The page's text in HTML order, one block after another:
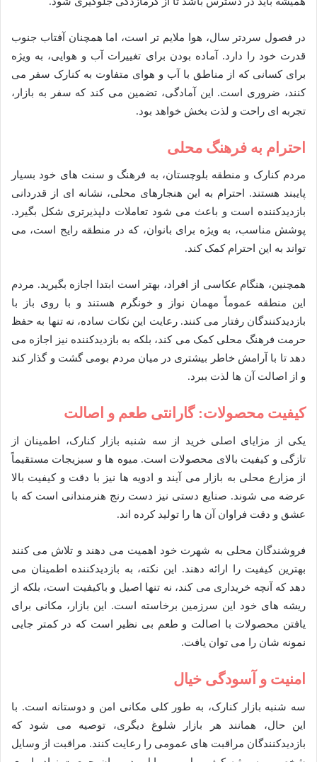
در فصول سردتر سال، هوا ملایم تر است، اما همچنان آفتاب جنوب
قدرت خود را دارد. آماده بودن برای تغییرات آب و هوایی، به ویژه
برای کسانی که از مناطق با آب و هوای متفاوت به کنارک سفر می
کنند، ضروری است. این آمادگی، تضمین می کند که سفر به بازار،
تجربه ای راحت و لذت بخش خواهد بود.
احترام به فرهنگ محلی
مردم کنارک و منطقه بلوچستان، به فرهنگ و سنت های خود بسیار
پایبند هستند. احترام به این هنجارهای محلی، نشانه ای از قدردانی
بازدیدکننده است و باعث می شود تعاملات دلپذیرتری شکل بگیرد.
پوشش مناسب، به ویژه برای بانوان، که در منطقه رایج است، می
تواند به این احترام کمک کند.
همچنین، هنگام عکاسی از افراد، بهتر است ابتدا اجازه بگیرید. مردم
این منطقه عموماً مهمان نواز و خونگرم هستند و با روی باز با
بازدیدکنندگان رفتار می کنند. رعایت این نکات ساده، نه تنها به حفظ
حرمت فرهنگ محلی کمک می کند، بلکه به بازدیدکننده نیز اجازه می
دهد تا با آرامش خاطر بیشتری در میان مردم بومی گشت و گذار کند
و از اصالت آن ها لذت ببرد.
کیفیت محصولات: گارانتی طعم و اصالت
یکی از مزایای اصلی خرید از سه شنبه بازار کنارک، اطمینان از
تازگی و کیفیت بالای محصولات است. میوه ها و سبزیجات مستقیماً
از مزارع محلی به بازار می آیند و ادویه ها نیز با دقت و کیفیت بالا
عرضه می شوند. صنایع دستی نیز دست رنج هنرمندانی است که با
عشق و دقت فراوان آن ها را تولید کرده اند.
فروشندگان محلی به شهرت خود اهمیت می دهند و تلاش می کنند
بهترین کیفیت را ارائه دهند. این نکته، به بازدیدکننده اطمینان می
دهد که آنچه خریداری می کند، نه تنها اصیل و باکیفیت است، بلکه از
ریشه های خود این سرزمین برخاسته است. این بازار، مکانی برای
یافتن محصولات با اصالت و طعم بی نظیر است که در کمتر جایی
نمونه شان را می توان یافت.
امنیت و آسودگی خیال
سه شنبه بازار کنارک، به طور کلی مکانی امن و دوستانه است. با
این حال، همانند هر بازار شلوغ دیگری، توصیه می شود که
بازدیدکنندگان مراقبت های عمومی را رعایت کنند. مراقبت از وسایل